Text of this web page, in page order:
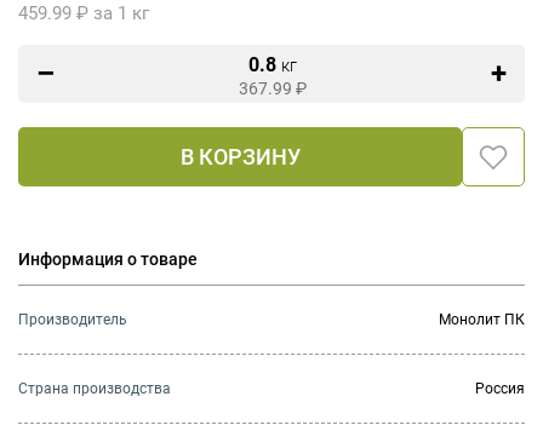
459.99 ₽ за 1 кг
0.8 кг
367.99 ₽
В КОРЗИНУ
Информация о товаре
Производитель Монолит ПК
Страна производства Россия